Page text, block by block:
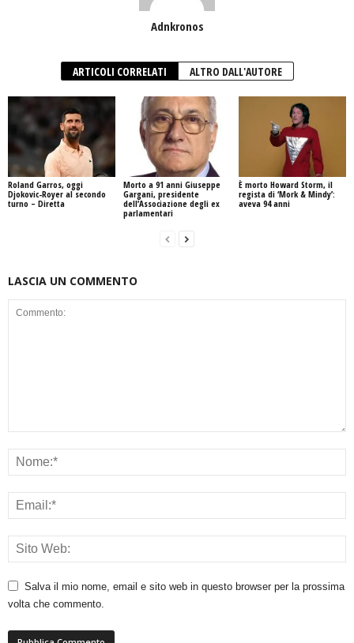
Adnkronos
ARTICOLI CORRELATI ALTRO DALL'AUTORE
Roland Garros, oggi
Djokovic-Royer al secondo
turno – Diretta
Morto a 91 anni Giuseppe
Gargani, presidente
dell’Associazione degli ex
parlamentari
È morto Howard Storm, il
regista di ‘Mork & Mindy’:
aveva 94 anni
LASCIA UN COMMENTO
Salva il mio nome, email e sito web in questo browser per la prossima
volta che commento.